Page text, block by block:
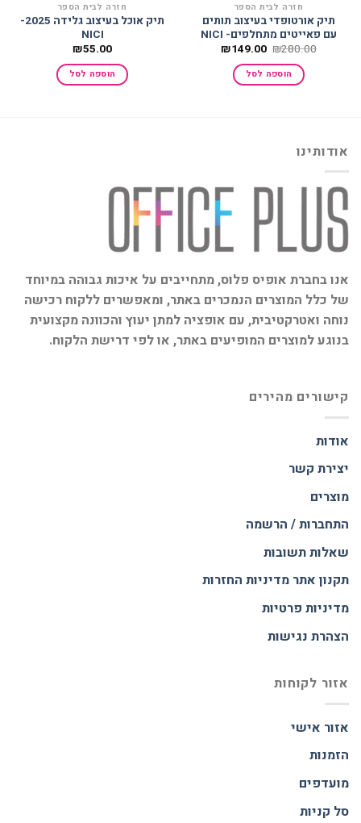
חזרה לבית הספר
תיק אורטופדי בעיצוב תותים
עם פאייטים מתחלפים- NICI
₪280.00 המחיר
היה:
₪280.00.
₪149.00 המחיר
הוספה לסל
חזרה לבית הספר
תיק אוכל בעיצוב גלידה 2025-
NICI
₪55.00
הוספה לסל
אודותינו
אנו בחברת אופיס פלוס, מתחייבים על איכות גבוהה במיוחד
של כלל המוצרים הנמכרים באתר, ומאפשרים ללקוח רכישה
נוחה ואטרקטיבית, עם אופציה למתן יעוץ והכוונה מקצועית
בנוגע למוצרים המופיעים באתר, או לפי דרישת הלקוח.
קישורים מהירים
אודות
יצירת קשר
מוצרים
התחברות / הרשמה
שאלות תשובות
תקנון אתרמדיניות החזרות
מדיניות פרטיות
הצהרת נגישות
אזור לקוחות
אזור אישי
הזמנות
מועדפים
סל קניות